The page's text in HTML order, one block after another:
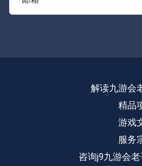
解读九游会
精品
游戏
服务
咨询j9九游会